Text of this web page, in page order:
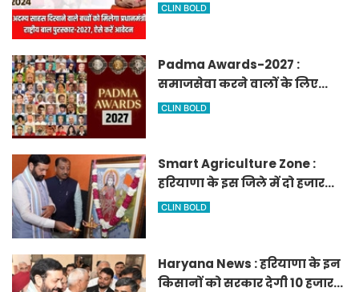
CLIN BOLD
Padma Awards-2027 :
समाजसेवा करने वालों के लिए
सुनेहरा मौका, गृह मंत्रालय ने
CLIN BOLD
Smart Agriculture Zone :
हरियाणा के इस जिले में दो हजार
एकड़ में बनेगा स्मार्ट एग्रीकल्चर
CLIN BOLD
Haryana News : हरियाणा के इन
किसानों को सरकार देगी 10 हजार